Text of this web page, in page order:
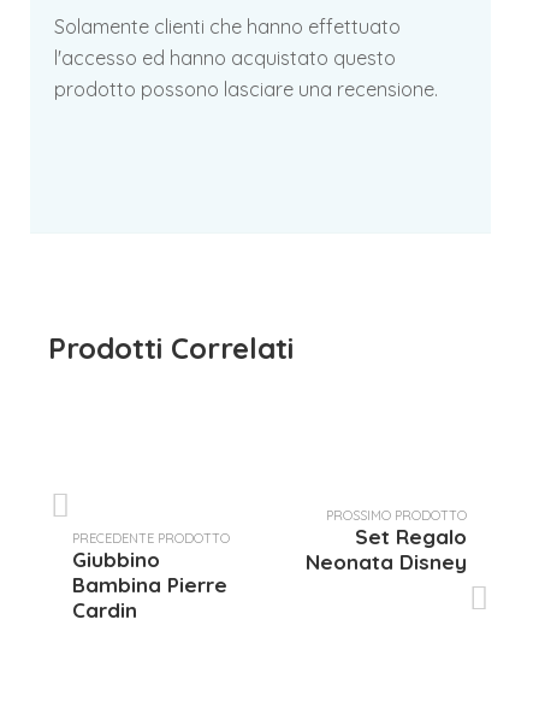
Solamente clienti che hanno effettuato
l'accesso ed hanno acquistato questo
prodotto possono lasciare una recensione.
Prodotti Correlati
PRECEDENTE PRODOTTO
Giubbino
Bambina Pierre
Cardin
PROSSIMO PRODOTTO
Set Regalo
Neonata Disney